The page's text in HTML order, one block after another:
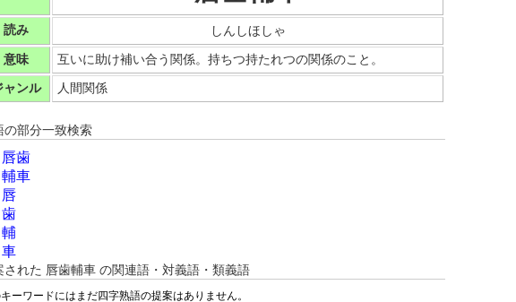
読み しんしほしゃ
意味 互いに助け補い合う関係。持ちつ持たれつの関係のこと。
ャンル 人間関係
の部分一致検索
唇歯
輔車
唇
歯
輔
車
された 唇歯輔車 の関連語・対義語・類義語
ーワードにはまだ四字熟語の提案はありません。